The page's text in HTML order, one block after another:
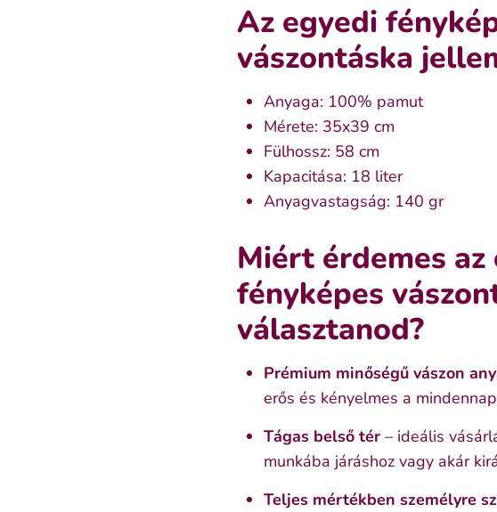
Az egyedi
vászontáska
Anyaga: 100% pamut
Mérete: 35x39 cm
Fülhossz: 58 cm
Kapacitása: 18 liter
Anyagvastagság: 140 gr
Miért érdemes az
fényképes
választanod?
Prémium minőségű vászon
erős és kényelmes a
Tágas belső tér – ideális
munkába járáshoz vagy akár
Teljes mértékben személyre